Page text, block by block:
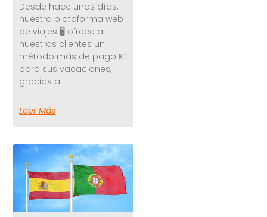
Desde hace unos días,
nuestra plataforma web
de viajes 🖥️ ofrece a
nuestros clientes un
método más de pago 💶
para sus vacaciones,
gracias al
Leer Más